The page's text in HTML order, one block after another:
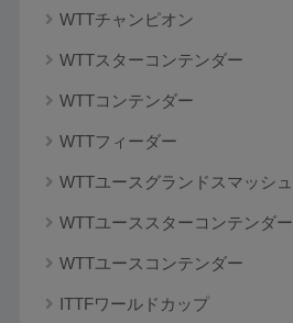
WTTチャンピオン
WTTスターコンテンダー
WTTコンテンダー
WTTフィーダー
WTTユースグランドスマッシュ
WTTユーススターコンテンダー
WTTユースコンテンダー
ITTFワールドカップ